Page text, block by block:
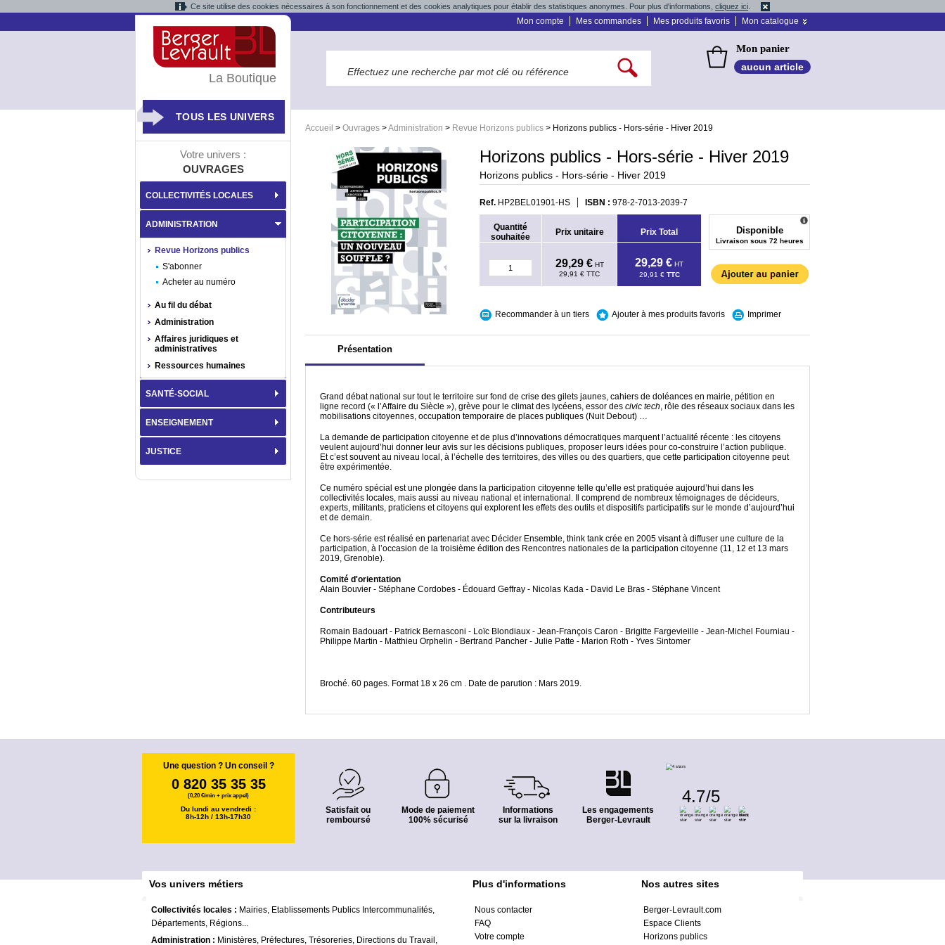
Ce site utilise des cookies nécessaires à son fonctionnement et des cookies analytiques pour établir des statistiques anonymes. Pour plus d'informations, cliquez ici
Mon compte Mes commandes Mes produits favoris Mon catalogue
Mon panier
aucun article
Accueil > Ouvrages >Administration > Revue Horizons publics > Horizons publics - Hors-série - Hiver 2019
Horizons publics - Hors-série - Hiver 2019
Horizons publics - Hors-série - Hiver 2019
Ref. HP2BEL01901-HS ISBN : 978-2-7013-2039-7
Quantité
souhaitée
Prix unitaire Prix Total
29,29 € HT
29,91 € TTC
29,29 € HT
29,91 € TTC
Disponible
Livraison sous 72 heures
Recommander à un tiers Ajouter à mes produits favoris Imprimer
Présentation
Grand débat national sur tout le territoire sur fond de crise des gilets jaunes, cahiers de doléances en mairie, pétition en
ligne record (« l’Affaire du Siècle »), grève pour le climat des lycéens, essor des civic tech, rôle des réseaux sociaux dans les
mobilisations citoyennes, occupation temporaire de places publiques (Nuit Debout) …
La demande de participation citoyenne et de plus d’innovations démocratiques marquent l’actualité récente : les citoyens
veulent aujourd’hui donner leur avis sur les décisions publiques, proposer leurs idées pour co-construire l’action publique.
Et c’est souvent au niveau local, à l’échelle des territoires, des villes ou des quartiers, que cette participation citoyenne peut
être expérimentée.
Ce numéro spécial est une plongée dans la participation citoyenne telle qu’elle est pratiquée aujourd’hui dans les
collectivités locales, mais aussi au niveau national et international. Il comprend de nombreux témoignages de décideurs,
experts, militants, praticiens et citoyens qui explorent les effets des outils et dispositifs participatifs sur le monde d’aujourd’hui
et de demain.
Ce hors-série est réalisé en partenariat avec Décider Ensemble, think tank crée en 2005 visant à diffuser une culture de la
participation, à l’occasion de la troisième édition des Rencontres nationales de la participation citoyenne (11, 12 et 13 mars
2019, Grenoble).
Comité d'orientation
Alain Bouvier - Stéphane Cordobes - Édouard Geffray - Nicolas Kada - David Le Bras - Stéphane Vincent
Contributeurs
Romain Badouart - Patrick Bernasconi - Loïc Blondiaux - Jean-François Caron - Brigitte Fargevieille - Jean-Michel Fourniau -
Philippe Martin - Matthieu Orphelin - Bertrand Pancher - Julie Patte - Marion Roth - Yves Sintomer
Broché. 60 pages. Format 18 x 26 cm . Date de parution : Mars 2019.
La Boutique
TOUS LES UNIVERS
Votre univers :
OUVRAGES
COLLECTIVITÉS LOCALES
ADMINISTRATION
Revue Horizons publics
S'abonner
Acheter au numéro
Au fil du débat
Administration
Affaires juridiques et
administratives
Ressources humaines
SANTÉ-SOCIAL
ENSEIGNEMENT
JUSTICE
Une question ? Un conseil ?
0 820 35 35 35
(0,20 €/min + prix appel)
Du lundi au vendredi :
8h-12h / 13h-17h30
Satisfait ou
remboursé
Mode de paiement
100% sécurisé
Informations
sur la livraison
Les engagements
Berger-Levrault
4.7/5
Vos univers métiers
Collectivités locales : Mairies, Etablissements Publics Intercommunalités,
Départements, Régions...
Administration : Ministères, Préfectures, Trésoreries, Directions du Travail,
Plus d'informations
Nous contacter
FAQ
Votre compte
Nos autres sites
Berger-Levrault.com
Espace Clients
Horizons publics